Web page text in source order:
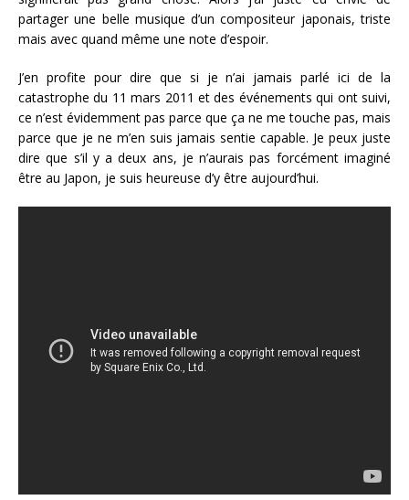
partager une belle musique d’un compositeur japonais, triste
mais avec quand même une note d’espoir.
J’en profite pour dire que si je n’ai jamais parlé ici de la
catastrophe du 11 mars 2011 et des événements qui ont suivi,
ce n’est évidemment pas parce que ça ne me touche pas, mais
parce que je ne m’en suis jamais sentie capable. Je peux juste
dire que s’il y a deux ans, je n’aurais pas forcément imaginé
être au Japon, je suis heureuse d’y être aujourd’hui.